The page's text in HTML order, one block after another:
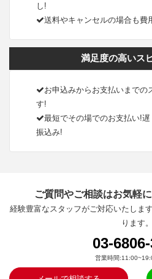
し!
送料やキャンセルの場合も費
満足度の高いス
お申込みからお支払いまでの
す!
最短でその場でのお支払い!
振込み!
ご質問やご相談はお気軽
経験豊富なスタッフがご対応いたしま
ります。
03-
営業時間